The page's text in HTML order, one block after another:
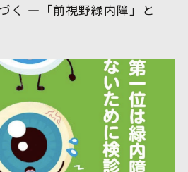
く ―「前視野緑内障」と